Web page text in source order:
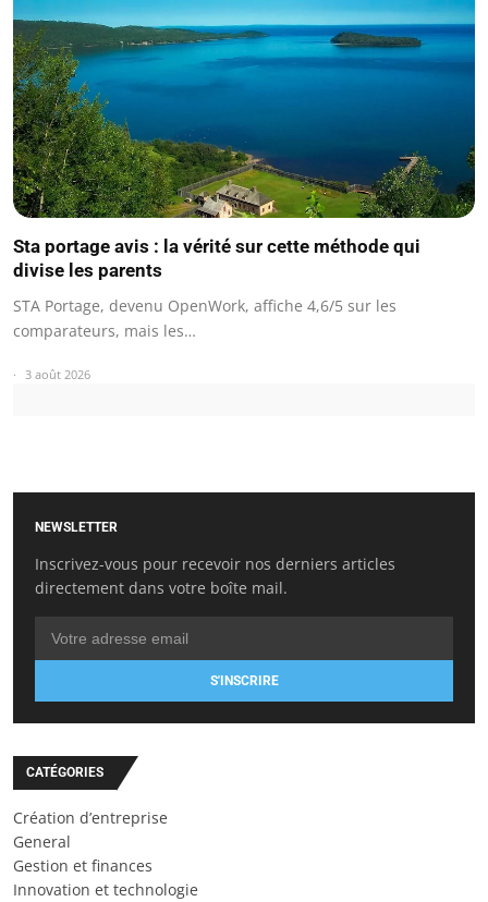
Sta portage avis : la vérité sur cette méthode qui
divise les parents
STA Portage, devenu OpenWork, affiche 4,6/5 sur les
comparateurs, mais les…
3 août 2026
NEWSLETTER
Inscrivez-vous pour recevoir nos derniers articles
directement dans votre boîte mail.
S'INSCRIRE
CATÉGORIES
Création d’entreprise
General
Gestion et finances
Innovation et technologie